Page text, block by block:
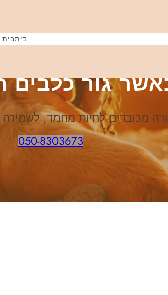
ביתבית
גור כלבים
מכובדים לחיות מחמד,
050-8303673